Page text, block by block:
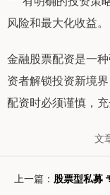
风险和最大化收益。
金融股票配资是一
资者解锁投资新境
配资时必须谨慎，
文
上一篇： 股票型私募